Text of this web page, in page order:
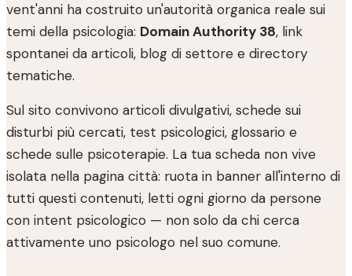
vent'anni ha costruito un'autorità organica reale sui
temi della psicologia: Domain Authority 38, link
spontanei da articoli, blog di settore e directory
tematiche.
Sul sito convivono articoli divulgativi, schede sui
disturbi più cercati, test psicologici, glossario e
schede sulle psicoterapie. La tua scheda non vive
isolata nella pagina città: ruota in banner all'interno di
tutti questi contenuti, letti ogni giorno da persone
con intent psicologico — non solo da chi cerca
attivamente uno psicologo nel suo comune.